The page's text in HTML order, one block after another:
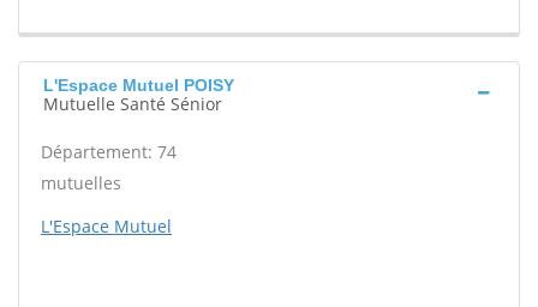
L'Espace Mutuel POISY
Mutuelle Santé Sénior
Département: 74
mutuelles
L'Espace Mutuel